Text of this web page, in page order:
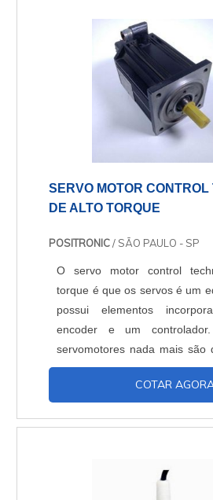
de fluxo. Aplic....
SERVO MOTOR
DE ALTO TORQUE
POSITRONIC/ SÃO PAULO - SP
O servo motor control
torque é que os servos é um
possui elementos
encoder e um
servomotores nada mais são
comuns com
acoplados. Essa é a principal
corrente alternada
que vai garantir um controle,
COTAR